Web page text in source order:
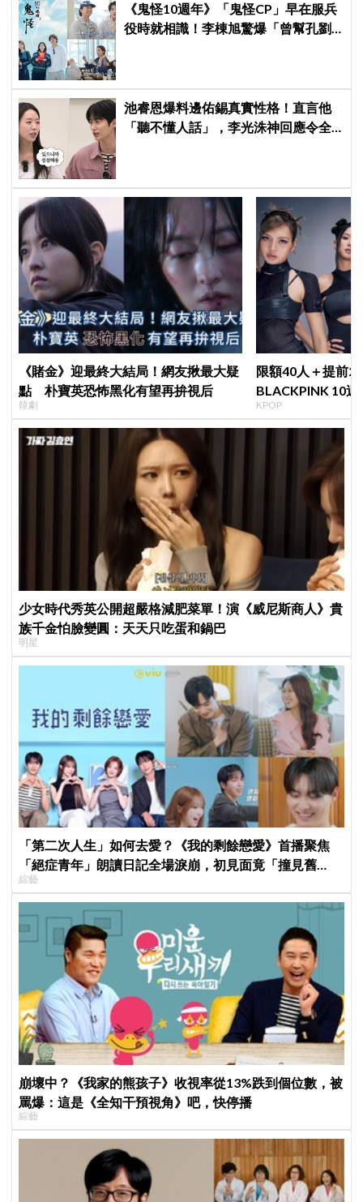
《鬼怪10週年》「鬼怪CP」早在服兵
役時就相識！李棟旭驚爆「曾幫孔劉
池睿恩爆料邊佑錫真實性格！直言他
「聽不懂人話」，李光洙神回應令全
《賭金》迎最終大結局！網友揪最大疑
點 朴寶英恐怖黑化有望再拚視后
韓劇
限額40人＋提前2
BLACKPINK 10
衍」，YG急證實
KPOP
少女時代秀英公開超嚴格減肥菜單！演《威尼斯商人》貴
族千金怕臉變圓：天天只吃蛋和鍋巴
明星
「第二次人生」如何去愛？《我的剩餘戀愛》首播聚焦
「絕症青年」朗讀日記全場淚崩，初見面竟「撞見舊
識」！
綜藝
崩壞中？《我家的熊孩子》收視率從13%跌到個位數，被
罵爆：這是《全知干預視角》吧，快停播
綜藝